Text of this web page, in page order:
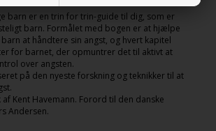
barn er en trin for trin-guide til dig, som er
barn. Formålet med bogen er at hjælpe
at håndtere sin angst, og hvert kapitel
for barnet, der opmuntrer det til aktivt at
over angsten.
på den nyeste forskning og teknikker til at
Kent Havemann. Forord til den danske
Andersen.